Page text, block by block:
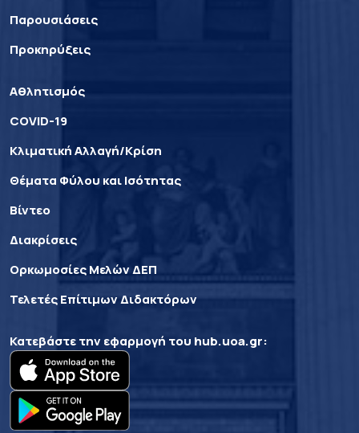
Παρουσιάσεις
Προκηρύξεις
Αθλητισμός
COVID-19
Κλιματική Αλλαγή/Κρίση
Θέματα Φύλου και Ισότητας
Βίντεο
Διακρίσεις
Ορκωμοσίες Μελών ΔΕΠ
Τελετές Επίτιμων Διδακτόρων
Κατεβάστε την εφαρμογή του hub.uoa.gr: